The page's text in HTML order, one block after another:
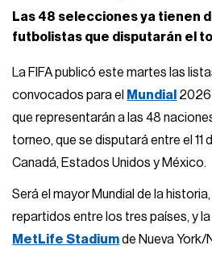
Las 48 selecciones ya tienen
futbolistas que disputarán el
La FIFA publicó este martes las
convocados para el
Mundial 2026
que representarán a las 48
torneo, que se disputará entre el 11
Canadá, Estados Unidos y México.
Será el mayor Mundial de la
repartidos entre los tres países, y la
MetLife Stadiumde Nueva York/